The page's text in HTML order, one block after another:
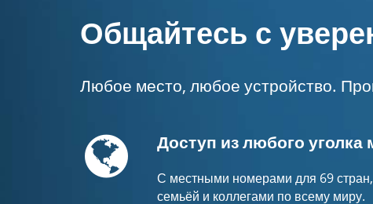
Общайтесь с
Любое место, любое устройство.
GlobeДоступ из любого уголка
С местными номерами для 69
семьёй и коллегами по всему миру.